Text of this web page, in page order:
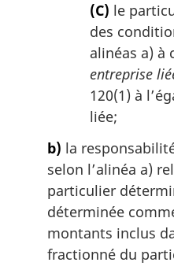
(C) le
des
alinéas a) à
entreprise
120(1) à
liée;
b) la
selon l’alinéa a)
particulier
déterminée
montants inclus
fractionné du